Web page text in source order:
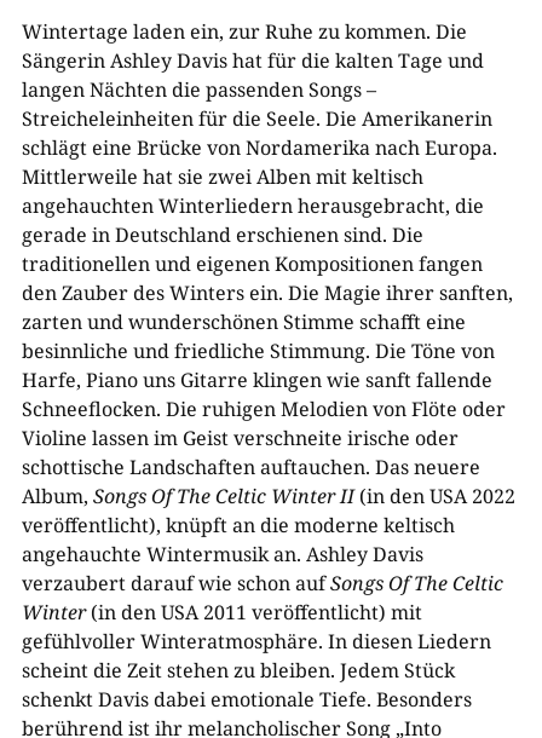
Wintertage laden ein, zur Ruhe zu kommen. Die
Sängerin Ashley Davis hat für die kalten Tage und
langen Nächten die passenden Songs –
Streicheleinheiten für die Seele. Die Amerikanerin
schlägt eine Brücke von Nordamerika nach Europa.
Mittlerweile hat sie zwei Alben mit keltisch
angehauchten Winterliedern herausgebracht, die
gerade in Deutschland erschienen sind. Die
traditionellen und eigenen Kompositionen fangen
den Zauber des Winters ein. Die Magie ihrer sanften,
zarten und wunderschönen Stimme schafft eine
besinnliche und friedliche Stimmung. Die Töne von
Harfe, Piano uns Gitarre klingen wie sanft fallende
Schneeflocken. Die ruhigen Melodien von Flöte oder
Violine lassen im Geist verschneite irische oder
schottische Landschaften auftauchen. Das neuere
Album, Songs Of The Celtic Winter II(in den USA 2022
veröffentlicht), knüpft an die moderne keltisch
angehauchte Wintermusik an. Ashley Davis
verzaubert darauf wie schon aufSongs Of The Celtic
Winter(in den USA 2011 veröffentlicht) mit
gefühlvoller Winteratmosphäre. In diesen Liedern
scheint die Zeit stehen zu bleiben. Jedem Stück
schenkt Davis dabei emotionale Tiefe. Besonders
berührend ist ihr melancholischer Song „Into